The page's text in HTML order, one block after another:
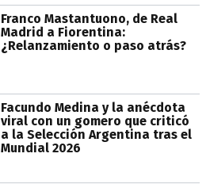
Franco Mastantuono, de Real
Madrid a Fiorentina:
¿Relanzamiento o paso atrás?
Facundo Medina y la anécdota
viral con un gomero que criticó
a la Selección Argentina tras el
Mundial 2026